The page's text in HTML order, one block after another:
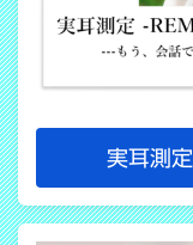
実耳測